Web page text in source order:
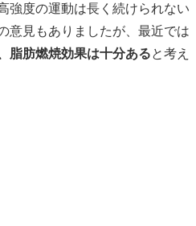
強度の運動は長く続けられない
意見もありましたが、最近では
脂肪燃焼効果は十分あると考え